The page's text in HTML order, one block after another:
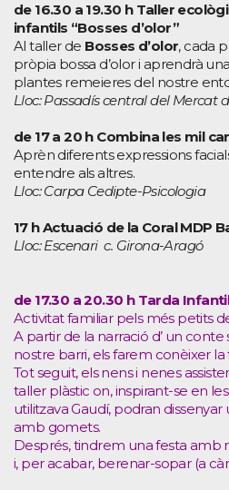
de 16.30 a 19.30 h Taller
infantils “Bosses d’olor”
Al taller de Bosses d’olor, cada
pròpia bossa d’olor i aprendrà
plantes remeieres del nostre
Lloc: Passadís central del Mercat
de 17 a 20 h Combina les mil
Aprèn diferents expressions
entendre als altres.
Lloc: Carpa Cedipte-Psicologia
17 h Actuació de la Coral MDP
Lloc: Escenari c. Girona-Aragó
de 17.30 a 20.30 h Tarda
Activitat familiar pels més petits
A partir de la narració d’ un conte
nostre barri, els farem conèixer la
Tot seguit, els nens i nenes
taller plàstic on, inspirant-se en
utilitzava Gaudí, podran
amb gomets.
Després, tindrem una festa amb
i, per acabar, berenar-sopar (a